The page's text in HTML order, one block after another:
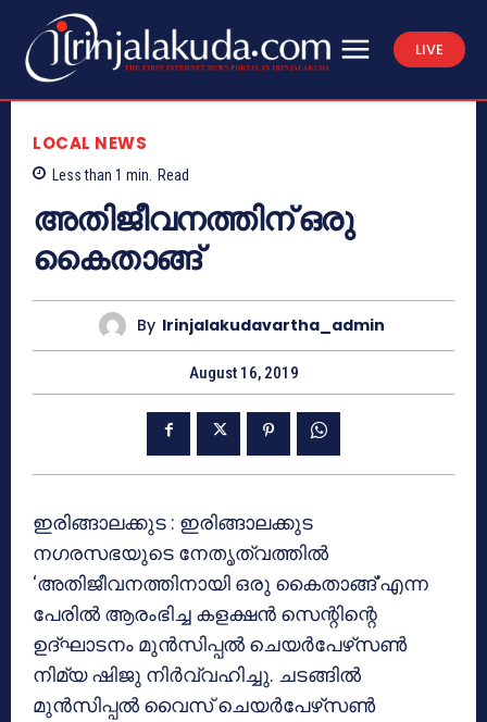
LIVE
LOCAL NEWS
Less than 1 min. Read
അതിജീവനത്തിന് ഒരു
കൈതാങ്ങ്
By Irinjalakudavartha_admin
August 16, 2019
ഇരിങ്ങാലക്കുട : ഇരിങ്ങാലക്കുട
നഗരസഭയുടെ നേതൃത്വത്തില്‍
‘അതിജീവനത്തിനായി ഒരു കൈതാങ്ങ്’എന്ന
പേരില്‍ ആരംഭിച്ച കളക്ഷന്‍ സെന്റിന്റെ
ഉദ്ഘാടനം മുന്‍സിപ്പല്‍ ചെയര്‍പേഴ്‌സണ്‍
നിമ്യ ഷിജു നിര്‍വ്വഹിച്ചു. ചടങ്ങില്‍
മുന്‍സിപ്പല്‍ വൈസ് ചെയര്‍പേഴ്‌സണ്‍